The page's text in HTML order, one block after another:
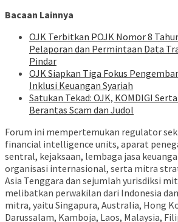
Bacaan Lainnya
OJK Terbitkan POJK Nomor 8
Pelaporan dan Permintaan Data
Pindar
OJK Siapkan Tiga Fokus
Inklusi Keuangan Syariah
Satukan Tekad: OJK, KOMDIGI
Berantas Scam dan Judol
Forum ini mempertemukan regulator
financial intelligence units, aparat
sentral, kejaksaan, lembaga jasa
organisasi internasional, serta mitra
Asia Tenggara dan sejumlah yurisdiksi
melibatkan perwakilan dari Indonesia
mitra, yaitu Singapura, Australia, Hong
Darussalam, Kamboja, Laos, Malaysia,